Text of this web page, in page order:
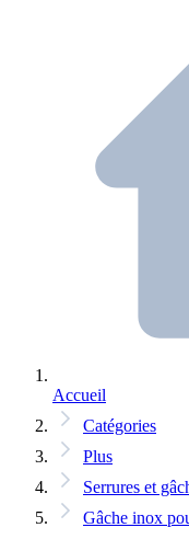
Accueil
Catégories
Plus
Serrures et
Gâche inox